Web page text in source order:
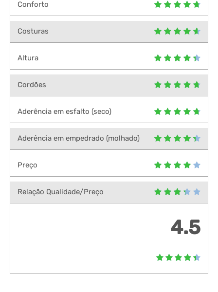
Conforto
Costuras
Altura
Cordões
Aderência em esfalto (seco)
Aderência em empedrado (molhado)
Preço
Relação Qualidade/Preço
4.5